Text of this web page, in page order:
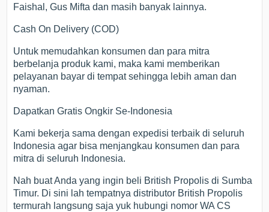
Faishal, Gus Mifta dan masih banyak lainnya.
Cash On Delivery (COD)
Untuk memudahkan konsumen dan para mitra
berbelanja produk kami, maka kami memberikan
pelayanan bayar di tempat sehingga lebih aman dan
nyaman.
Dapatkan Gratis Ongkir Se-Indonesia
Kami bekerja sama dengan expedisi terbaik di seluruh
Indonesia agar bisa menjangkau konsumen dan para
mitra di seluruh Indonesia.
Nah buat Anda yang ingin beli British Propolis di Sumba
Timur. Di sini lah tempatnya distributor British Propolis
termurah langsung saja yuk hubungi nomor WA CS